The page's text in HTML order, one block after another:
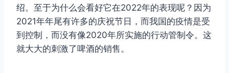
绍。至于为什么会看好它在2022年的表现呢？因为
2021年年尾有许多的庆祝节日，而我国的疫情是受
到控制，而没有像2020年所实施的行动管制令。这
就大大的刺激了啤酒的销售。